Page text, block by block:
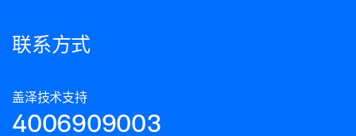
联系方式
盖泽技术支持
4006909003